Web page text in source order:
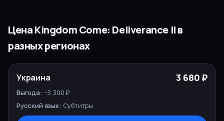
ЦенаKingdom Come: Deliverance IIв
разных регионах
РЕГИОН
Украина 3 680 ₽
−3 300 ₽
Субтитры